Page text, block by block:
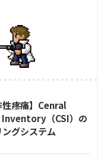
性疼痛】Cenral
（CSI）の
グシステム